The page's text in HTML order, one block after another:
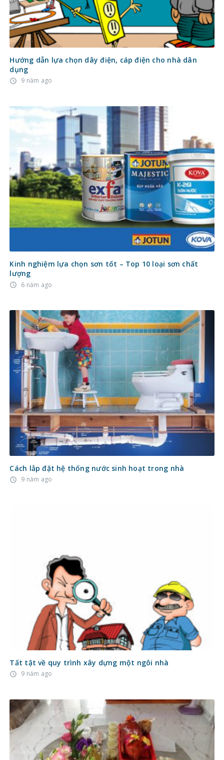
Hướng dẫn lựa chọn dây điện, cáp điện cho nhà dân
dụng
access_time 9 năm ago
Kinh nghiệm lựa chọn sơn tốt – Top 10 loại sơn chất
lượng
access_time 6 năm ago
Cách lắp đặt hệ thống nước sinh hoạt trong nhà
access_time 9 năm ago
Tất tật về quy trình xây dựng một ngôi nhà
access_time 9 năm ago